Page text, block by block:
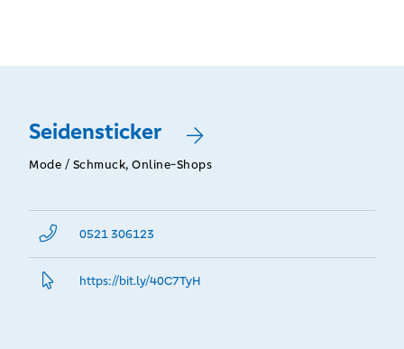
Seidensticker
Mode / Schmuck, Online-Shops
0521 306123
https://bit.­ly/40C7TyH